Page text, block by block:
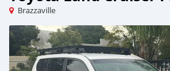
Brazzaville